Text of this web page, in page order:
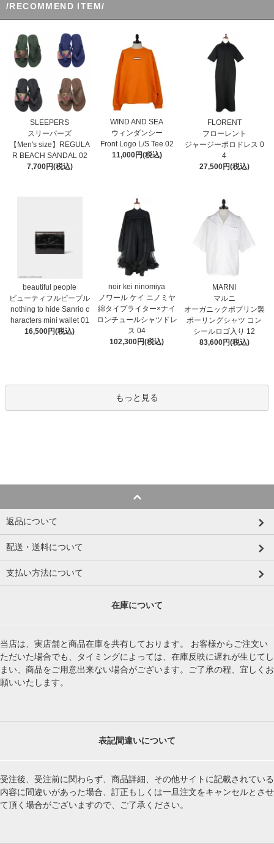
/RECOMMEND ITEM/
SLEEPERS
スリーパーズ
【Men's size】REGULA
R BEACH SANDAL 02
7,700円(税込)
WIND AND SEA
ウィンダンシー
Front Logo L/S Tee 02
11,000円(税込)
FLORENT
フローレント
ジャージーポロドレス 0
4
27,500円(税込)
beautiful people
ビューティフルピープル
nothing to hide Sanrio c
haracters mini wallet⁠ 01
16,500円(税込)
noir kei ninomiya
ノワール ケイ ニノミヤ
綿タイプライター×ナイ
ロンチュールシャツドレ
ス 04
102,300円(税込)
MARNI
マルニ
オーガニックポプリン製
ボーリングシャツ コン
シールロゴ入り 12
83,600円(税込)
もっと見る
返品について
配送・送料について
支払い方法について
在庫について
当店は、実店舗と商品在庫を共有しております。 お客様からご注文い
ただいた場合でも、タイミングによっては、在庫反映に遅れが生じてし
まい、商品をご用意出来ない場合がございます。ご了承の程、宜しくお
願いいたします。
表記間違いについて
受注後、受注前に関わらず、商品詳細、その他サイトに記載されている
内容に間違いがあった場合、訂正もしくは一旦注文をキャンセルとさせ
て頂く場合がございますので、ご了承ください。